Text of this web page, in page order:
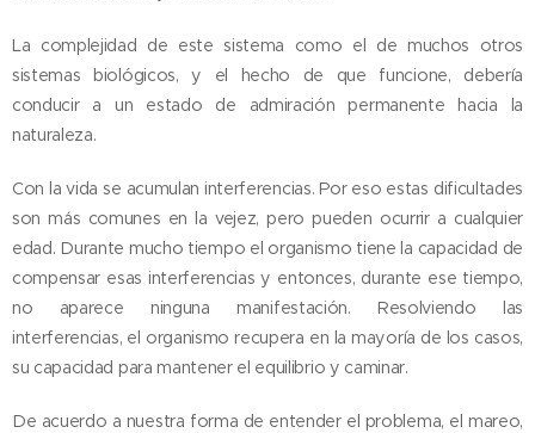
La complejidad de este sistema como el de muchos otros
sistemas biológicos, y el hecho de que funcione, debería
conducir a un estado de admiración permanente hacia la
naturaleza.
Con la vida se acumulan interferencias. Por eso estas dificultades
son más comunes en la vejez, pero pueden ocurrir a cualquier
edad. Durante mucho tiempo el organismo tiene la capacidad de
compensar esas interferencias y entonces, durante ese tiempo,
no aparece ninguna manifestación. Resolviendo las
interferencias, el organismo recupera en la mayoría de los casos,
su capacidad para mantener el equilibrio y caminar.
De acuerdo a nuestra forma de entender el problema, el mareo,